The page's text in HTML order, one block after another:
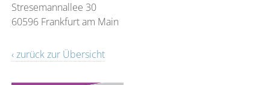
Stresemannallee 30
60596 Frankfurt am Main
‹ zurück zur Übersicht